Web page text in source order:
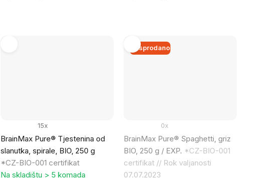
BrainMax Pure® Tjestenina od
slanutka, spirale, BIO, 250 g
*CZ-BIO-001 certifikat
15x
Na skladištu > 5 komada
Rasprodano
BrainMax Pure® Spaghetti, griz
BIO, 250 g / EXP. *CZ-BIO-001
certifikat // Rok valjanosti
07.07.2023
0x